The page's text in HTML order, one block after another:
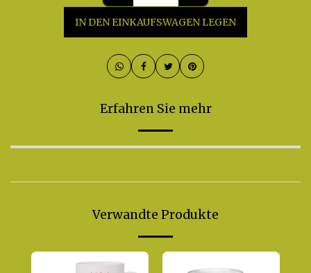
IN DEN EINKAUFSWAGEN LEGEN
Erfahren Sie mehr
Verwandte Produkte